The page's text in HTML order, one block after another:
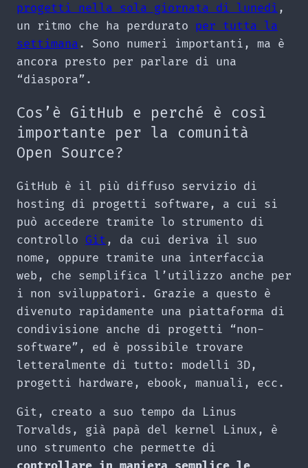
progetti nella sola giornata di lunedì ,
un ritmo che ha perdurato per tutta la
settimana . Sono numeri importanti, ma è
ancora presto per parlare di una
“diaspora”.
Cos’è GitHub e perché è così
importante per la comunità
Open Source?
GitHub è il più diffuso servizio di
hosting di progetti software, a cui si
può accedere tramite lo strumento di
controllo Git , da cui deriva il suo
nome, oppure tramite una interfaccia
web, che semplifica l’utilizzo anche per
i non sviluppatori. Grazie a questo è
divenuto rapidamente una piattaforma di
condivisione anche di progetti “non-
software”, ed è possibile trovare
letteralmente di tutto: modelli 3D,
progetti hardware, ebook, manuali, ecc.
Git, creato a suo tempo da Linus
Torvalds, già papà del kernel Linux, è
uno strumento che permette di